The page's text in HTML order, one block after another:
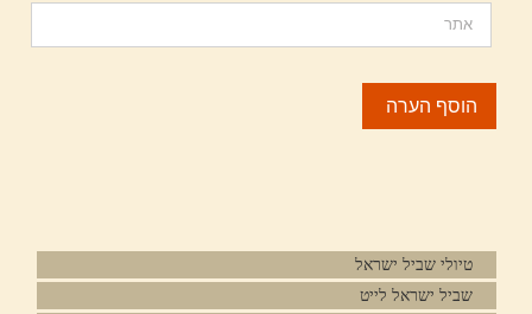
טיולי שביל ישראל
שביל ישראל לייט